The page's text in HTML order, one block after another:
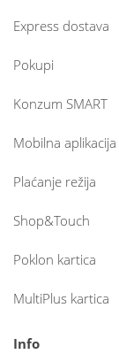
Express dostava
Pokupi
Konzum SMART
Mobilna aplikacija
Plaćanje režija
Shop&Touch
Poklon kartica
MultiPlus kartica
Info